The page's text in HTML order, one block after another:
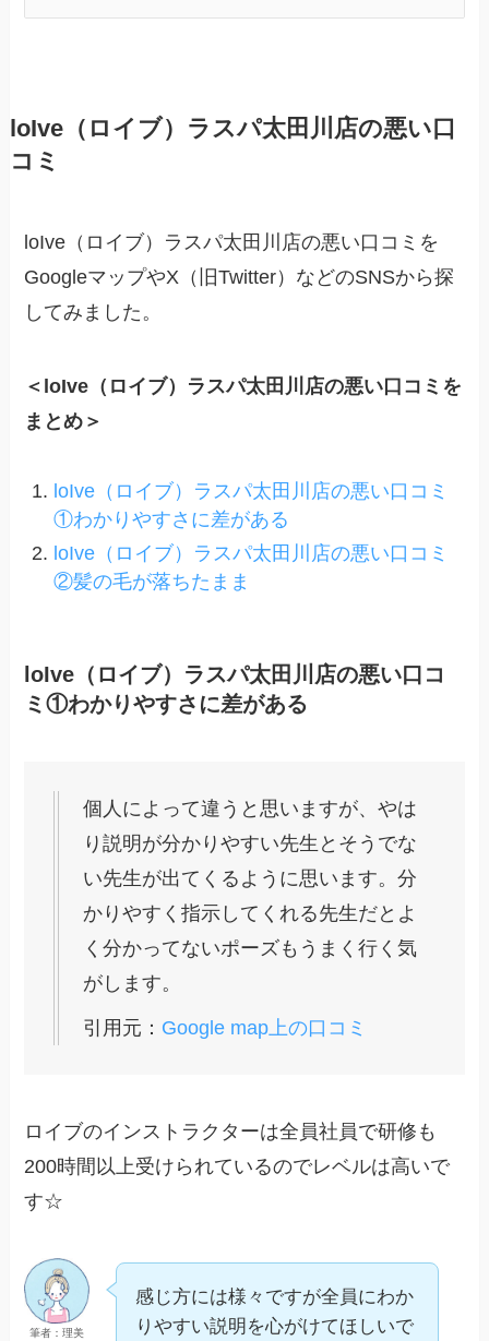
loIve（ロイブ）ラスパ太田川店の悪い口
コミ
loIve（ロイブ）ラスパ太田川店の悪い口コミを
GoogleマップやX（旧Twitter）などのSNSから探
してみました。
＜loIve（ロイブ）ラスパ太田川店の悪い口コミを
まとめ＞
loIve（ロイブ）ラスパ太田川店の悪い口コミ
①わかりやすさに差がある
loIve（ロイブ）ラスパ太田川店の悪い口コミ
②髪の毛が落ちたまま
loIve（ロイブ）ラスパ太田川店の悪い口コ
ミ①わかりやすさに差がある
個人によって違うと思いますが、やは
り説明が分かりやすい先生とそうでな
い先生が出てくるように思います。分
かりやすく指示してくれる先生だとよ
く分かってないポーズもうまく行く気
がします。
引用元： Google map上の口コミ
ロイブのインストラクターは全員社員で研修も
200時間以上受けられているのでレベルは高いで
す☆
筆者：理美
感じ方には様々ですが全員にわか
りやすい説明を心がけてほしいで